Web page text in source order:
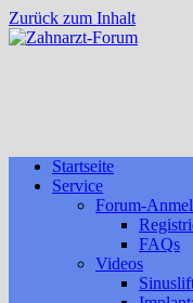
Zurück zum Inhalt
Startseite
Service
Forum-
FAQs
Videos